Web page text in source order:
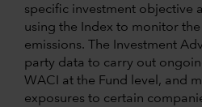
specific investment objective
using the Index to monitor the
emissions. The Investment
party data to carry out
WACI at the Fund level, and
exposures to certain